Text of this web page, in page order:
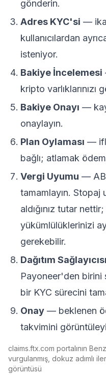
gönderin.
Adres KYC'si —
kullanıcılardan
isteniyor.
Bakiye İncelemesi
kripto varlıklarınızı
Bakiye Onayı —
onaylayın.
Plan Oylaması —
bağlı; atlamak
Vergi Uyumu —
tamamlayın. Stopaj
aldığınız tutar
yükümlülüklerinizi
gerekebilir.
Dağıtım Sağlayıcısı
Payoneer'den birini
bir KYC sürecini
Onay — beklenen
takvimini
claims.ftx.com portalının
vurgulanmış, dokuz adımlı
görüntüsü